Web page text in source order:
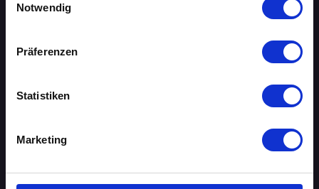
Notwendig
Präferenzen
Statistiken
Marketing
BERLIN
DORTMUND
DRESDEN